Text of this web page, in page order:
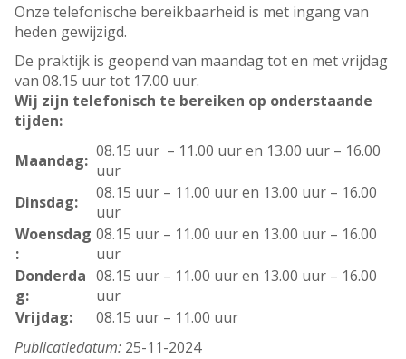
Onze telefonische bereikbaarheid is met ingang van
heden gewijzigd.
De praktijk is geopend van maandag tot en met vrijdag
van 08.15 uur tot 17.00 uur.
Wij zijn telefonisch te bereiken op onderstaande
tijden:
Maandag: 08.15 uur – 11.00 uur en 13.00 uur – 16.00
uur
Dinsdag:
08.15 uur – 11.00 uur en 13.00 uur – 16.00
uur
Woensdag
:
08.15 uur – 11.00 uur en 13.00 uur – 16.00
uur
Donderda
g:
08.15 uur – 11.00 uur en 13.00 uur – 16.00
uur
Vrijdag:
08.15 uur – 11.00 uur
Publicatiedatum: 25-11-2024